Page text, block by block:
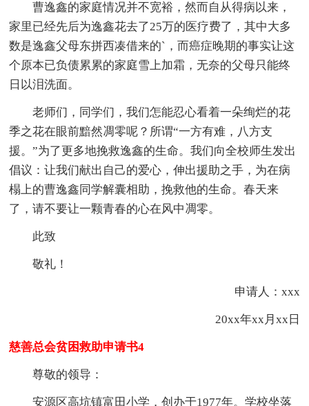
曹逸鑫的家庭情况并不宽裕，然而自从得病以来，
家里已经先后为逸鑫花去了25万的医疗费了，其中大多
数是逸鑫父母东拼西凑借来的`，而癌症晚期的事实让这
个原本已负债累累的家庭雪上加霜，无奈的父母只能终
日以泪洗面。
老师们，同学们，我们怎能忍心看着一朵绚烂的花
季之花在眼前黯然凋零呢？所谓“一方有难，八方支
援。”为了更多地挽救逸鑫的生命。我们向全校师生发出
倡议：让我们献出自己的爱心，伸出援助之手，为在病
榻上的曹逸鑫同学解囊相助，挽救他的生命。春天来
了，请不要让一颗青春的心在风中凋零。
此致
敬礼！
申请人：xxx
20xx年xx月xx日
慈善总会贫困救助申请书4
尊敬的领导：
安源区高坑镇富田小学，创办于1977年。学校坐落